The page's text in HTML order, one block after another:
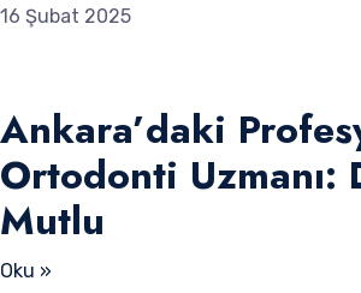
16 Şubat 2025
Ankara’daki
Ortodonti Uzmanı:
Mutlu
Oku »